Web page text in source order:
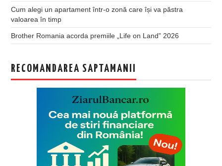
Cum alegi un apartament într-o zonă care își va păstra
valoarea în timp
Brother Romania acorda premiile „Life on Land” 2026
RECOMANDAREA SAPTAMANII